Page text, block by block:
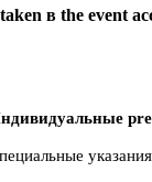
в the event